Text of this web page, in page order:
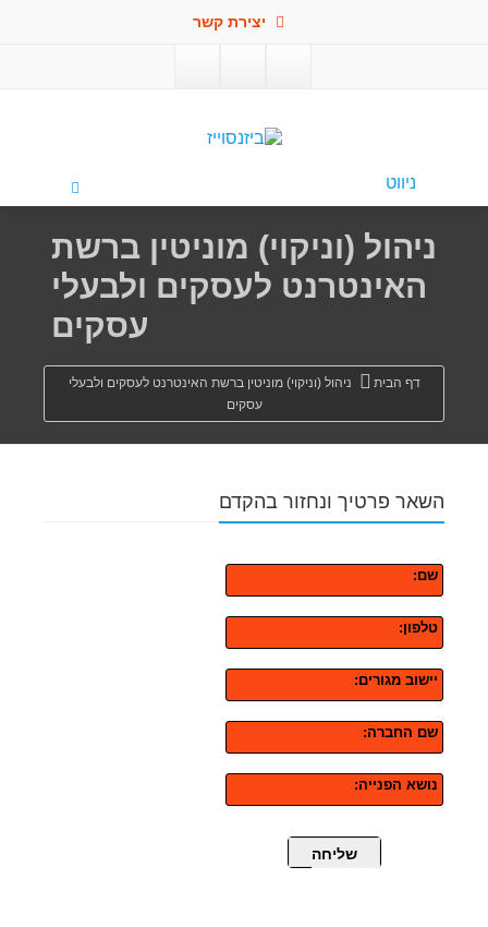
יצירת קשר
ניווט
ניהול (וניקוי) מוניטין ברשת
האינטרנט לעסקים ולבעלי
עסקים
דף הבית
ניהול (וניקוי) מוניטין ברשת האינטרנט לעסקים ולבעלי
עסקים
השאר פרטיך ונחזור בהקדם
שם:
טלפון:
יישוב מגורים:
שם החברה:
נושא הפנייה:
שליחה